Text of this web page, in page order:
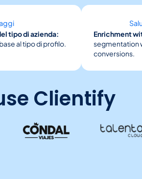
tipo di azienda:
al tipo di profilo.
Enrichment
segmentation
conversions.
Clientify